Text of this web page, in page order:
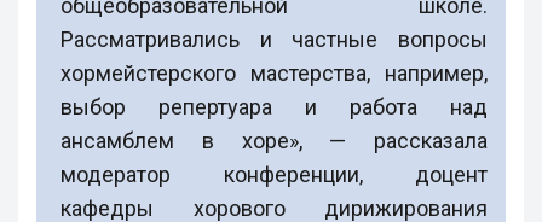
Рассматривались и частные вопросы
хормейстерского мастерства, например,
выбор репертуара и работа над
ансамблем в хоре», — рассказала
модератор конференции, доцент
кафедры хорового дирижирования